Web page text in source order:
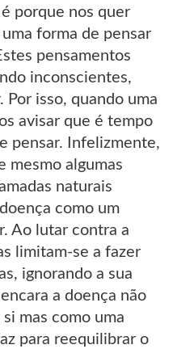
porque nos quer
forma de pensar
pensamentos
inconscientes,
Por isso, quando uma
avisar que é tempo
pensar. Infelizmente,
mesmo algumas
naturais
como um
Ao lutar contra a
limitam-se a fazer
ignorando a sua
a doença não
mas como uma
para reequilibrar o